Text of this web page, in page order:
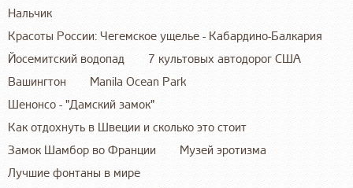
Нальчик
Красоты России: Чегемское ущелье - Кабардино-Балкария
Йосемитский водопад
7 культовых автодорог США
Вашингтон
Manila Ocean Park
Шенонсо - "Дамский замок"
Как отдохнуть в Швеции и сколько это стоит
Замок Шамбор во Франции
Музей эротизма
Лучшие фонтаны в мире